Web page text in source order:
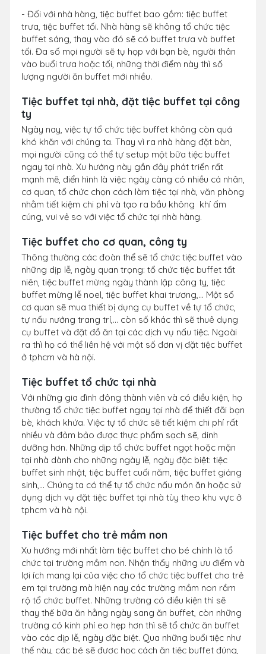
- Đối với nhà hàng, tiệc buffet bao gồm: tiệc buffet
trưa, tiệc buffet tối. Nhà hàng sẽ không tổ chức tiệc
buffet sáng, thay vào đó sẽ có buffet trưa và buffet
tối. Đa số mọi người sẽ tụ họp với bạn bè, người thân
vào buổi trưa hoặc tối, những thời điểm này thì số
lượng người ăn buffet mới nhiều.
Tiệc buffet tại nhà, đặt tiệc buffet tại công
ty
Ngày nay, việc tự tổ chức tiệc buffet không còn quá
khó khăn với chúng ta. Thay vì ra nhà hàng đặt bàn,
mọi người cũng có thể tự setup một bữa tiệc buffet
ngay tại nhà. Xu hướng này gần đây phát triển rất
mạnh mẽ, điển hình là việc ngày càng có nhiều cá nhân,
cơ quan, tổ chức chọn cách làm tiệc tại nhà, văn phòng
nhằm tiết kiệm chi phí và tạo ra bầu không khí ấm
cúng, vui vẻ so với việc tổ chức tại nhà hàng.
Tiệc buffet cho cơ quan, công ty
Thông thường các đoàn thể sẽ tổ chức tiệc buffet vào
những dịp lễ, ngày quan trọng: tổ chức tiệc buffet tất
niên, tiệc buffet mừng ngày thành lập công ty, tiệc
buffet mừng lễ noel, tiệc buffet khai trương,… Một số
cơ quan sẽ mua thiết bị dụng cụ buffet về tự tổ chức,
tự nấu nướng trang trí,… còn số khác thì sẽ thuê dụng
cụ buffet và đặt đồ ăn tại các dịch vụ nấu tiệc. Ngoài
ra thì họ có thể liên hệ với một số đơn vị đặt tiệc buffet
ở tphcm và hà nội.
Tiệc buffet tổ chức tại nhà
Với những gia đình đông thành viên và có điều kiện, họ
thường tổ chức tiệc buffet ngay tại nhà để thiết đãi bạn
bè, khách khứa. Việc tự tổ chức sẽ tiết kiệm chi phí rất
nhiều và đảm bảo được thực phẩm sạch sẽ, dinh
dưỡng hơn. Những dịp tổ chức buffet ngọt hoặc mặn
tại nhà dành cho những ngày lễ, ngày đặc biệt: tiệc
buffet sinh nhật, tiệc buffet cuối năm, tiệc buffet giáng
sinh,… Chúng ta có thể tự tổ chức nấu món ăn hoặc sử
dụng dịch vụ đặt tiệc buffet tại nhà tùy theo khu vực ở
tphcm và hà nội.
Tiệc buffet cho trẻ mầm non
Xu hướng mới nhất làm tiệc buffet cho bé chính là tổ
chức tại trường mầm non. Nhận thấy những ưu điểm và
lợi ích mang lại của việc cho tổ chức tiệc buffet cho trẻ
em tại trường mà hiện nay các trường mầm non rầm
rộ tổ chức buffet. Những trường có điều kiện thì sẽ
thay thế bữa ăn hằng ngày sang ăn buffet, còn những
trường có kinh phí eo hẹp hơn thì sẽ tổ chức ăn buffet
vào các dịp lễ, ngày đặc biệt. Qua những buổi tiệc như
thế này, các bé sẽ được học cách ăn tiệc buffet đúng,